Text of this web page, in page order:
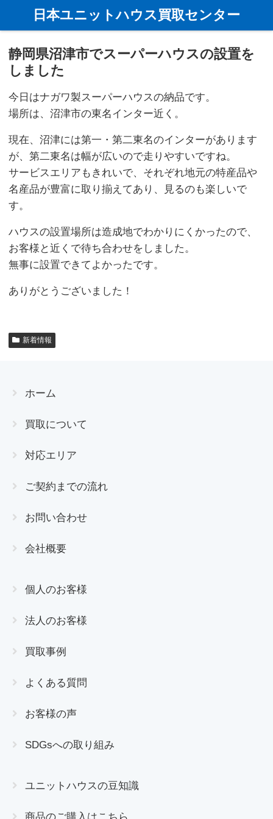
新着情報 静岡県沼津市でスーパーハウスの設置をしま
静岡県沼津市でスーパーハウスの設置を
しました
今日はナガワ製スーパーハウスの納品です。
場所は、沼津市の東名インター近く。
現在、沼津には第一・第二東名のインターがあります
が、第二東名は幅が広いので走りやすいですね。
サービスエリアもきれいで、それぞれ地元の特産品や
名産品が豊富に取り揃えてあり、見るのも楽しいで
す。
ハウスの設置場所は造成地でわかりにくかったので、
お客様と近くで待ち合わせをしました。
無事に設置できてよかったです。
ありがとうございました！
新着情報
ホーム
買取について
対応エリア
ご契約までの流れ
お問い合わせ
会社概要
個人のお客様
法人のお客様
買取事例
よくある質問
お客様の声
SDGsへの取り組み
ユニットハウスの豆知識
商品のご購入はこちら
日本ユニットハウス買取センター